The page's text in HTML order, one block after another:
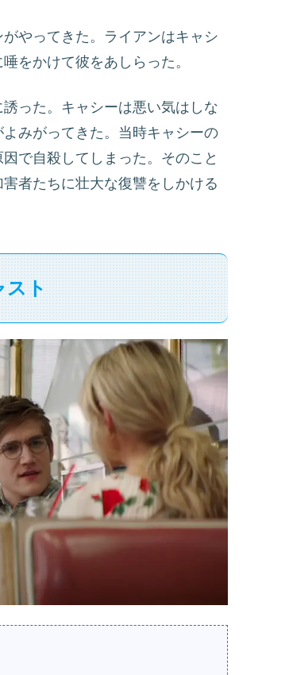
やってきた。ライアンはキャシ
をかけて彼をあしらった。
った。キャシーは悪い気はしな
みがってきた。当時キャシーの
で自殺してしまった。そのこと
者たちに壮大な復讐をしかける
ト